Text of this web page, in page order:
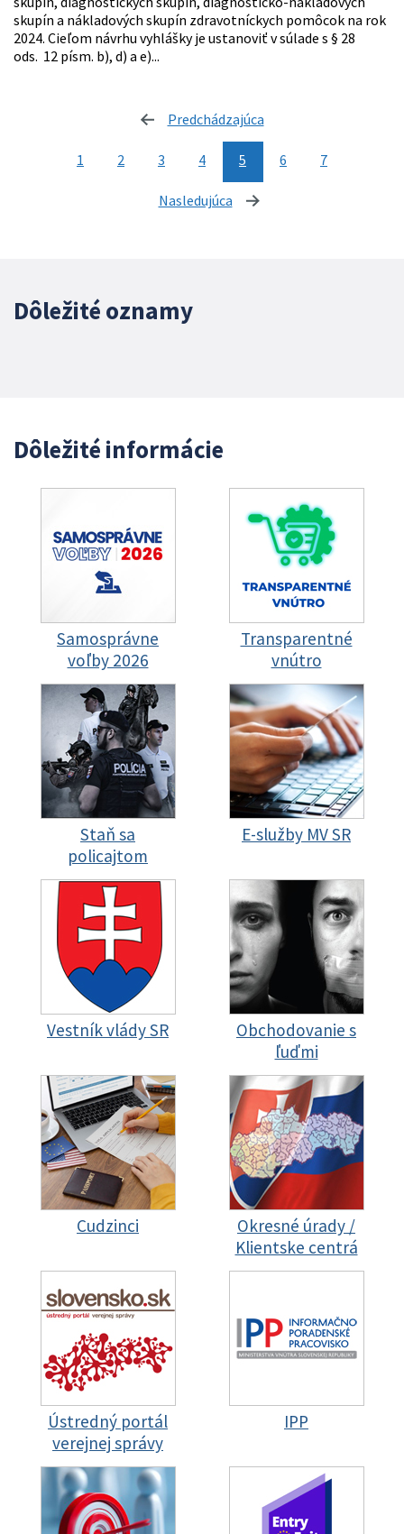
skupín a nákladových skupín zdravotníckych pomôcok na rok
2024. Cieľom návrhu vyhlášky je ustanoviť v súlade s § 28
ods. 12 písm. b), d) a e)...
Predchádzajúca
1 2 3 4 5 6 7
Nasledujúca stránka
Dôležité oznamy
Dôležité informácie
Samosprávne
voľby 2026
Transparentné
vnútro
Staň sa
policajtom
E-služby MV SR
Vestník vlády SR
Obchodovanie s
ľuďmi
Cudzinci
Okresné úrady /
Klientske centrá
Ústredný portál
verejnej správy
IPP